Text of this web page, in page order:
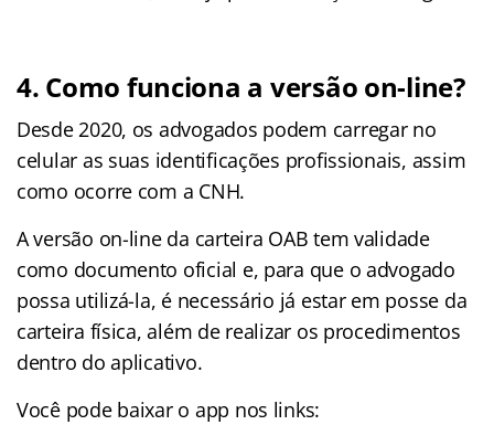
4. Como funciona a versão on-line?
Desde 2020, os advogados podem carregar no
celular as suas identificações profissionais, assim
como ocorre com a CNH.
A versão on-line da carteira OAB tem validade
como documento oficial e, para que o advogado
possa utilizá-la, é necessário já estar em posse da
carteira física, além de realizar os procedimentos
dentro do aplicativo.
Você pode baixar o app nos links: